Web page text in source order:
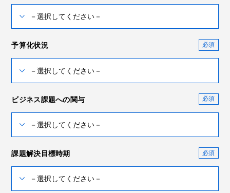
予算化状況
ビジネス課題への関与
課題解決目標時期